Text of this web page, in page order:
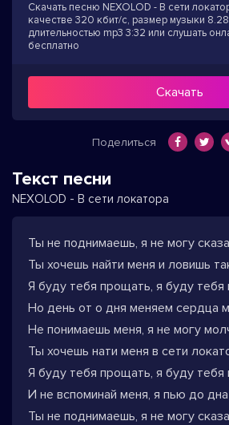
Скачать песню NEXOLOD - В сети
качестве 320 кбит/с, размер музыки
длительностью mp3 3:32 или слушать
бесплатно
Скачать
Поделиться
Текст песни
NEXOLOD - В сети локатора
Ты не поднимаешь, я не могу
Ты хочешь найти меня и ловишь
Я буду тебя прощать, я буду тебя
Но день от о дня меняем сердца
Не понимаешь меня, я не могу
Ты хочешь нати меня в сети
Я буду тебя прощать, я буду тебя
И не вспоминай меня, я пью до
Ты не поднимаешь, я не могу